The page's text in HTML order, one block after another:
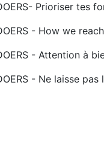
Prioriser
- How we
- Attention à
- Ne laisse